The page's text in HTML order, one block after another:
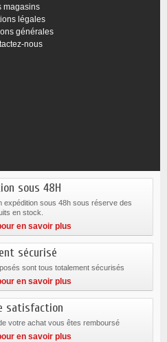
magasins
légales
générales
nous
sous 48H
expédition sous 48h sous réserve des
en stock.
en savoir plus
sécurisé
sont tous totalement sécurisés
en savoir plus
satisfaction
votre achat vous êtes remboursé
en savoir plus